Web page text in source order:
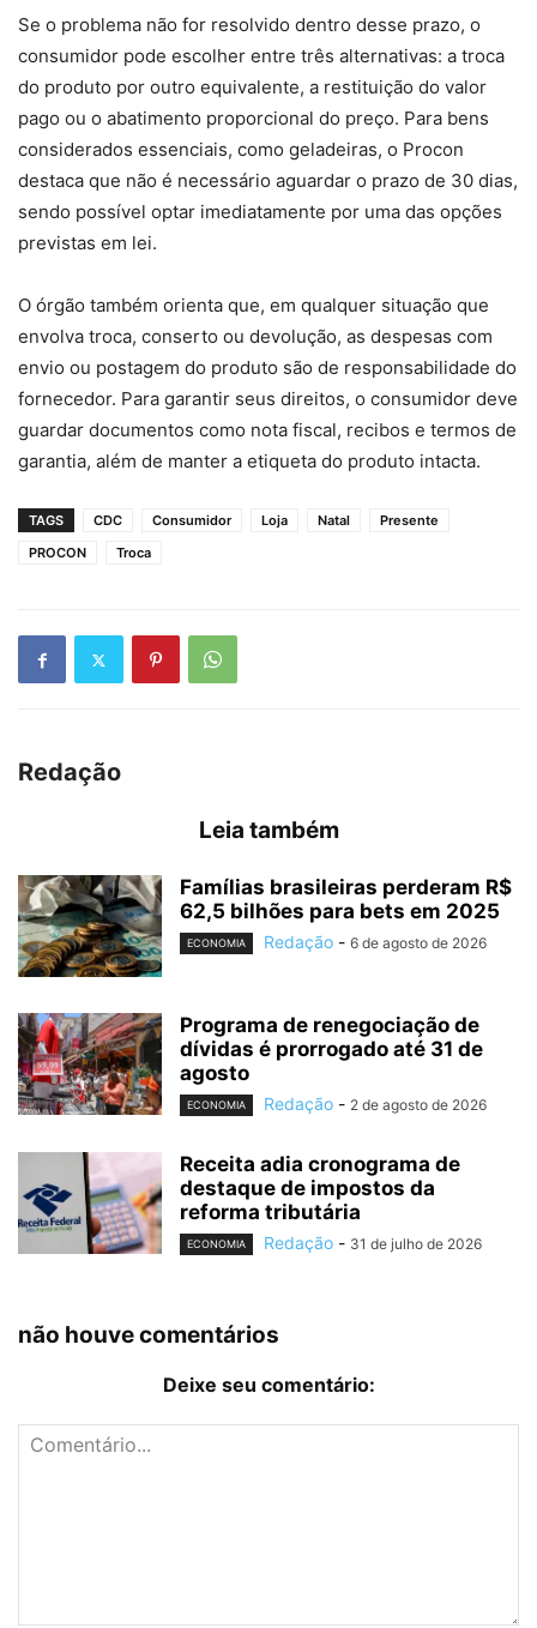
Se o problema não for resolvido dentro desse prazo, o
consumidor pode escolher entre três alternativas: a troca
do produto por outro equivalente, a restituição do valor
pago ou o abatimento proporcional do preço. Para bens
considerados essenciais, como geladeiras, o Procon
destaca que não é necessário aguardar o prazo de 30 dias,
sendo possível optar imediatamente por uma das opções
previstas em lei.
O órgão também orienta que, em qualquer situação que
envolva troca, conserto ou devolução, as despesas com
envio ou postagem do produto são de responsabilidade do
fornecedor. Para garantir seus direitos, o consumidor deve
guardar documentos como nota fiscal, recibos e termos de
garantia, além de manter a etiqueta do produto intacta.
TAGS CDC Consumidor Loja Natal
Presente
PROCON
Troca
Redação
Leia também
Famílias brasileiras perderam R$
62,5 bilhões para bets em 2025
ECONOMIA Redação - 6 de agosto de 2026
Programa de renegociação de
dívidas é prorrogado até 31 de
agosto
ECONOMIA Redação - 2 de agosto de 2026
Receita adia cronograma de
destaque de impostos da
reforma tributária
ECONOMIA Redação - 31 de julho de 2026
não houve comentários
Deixe seu comentário: